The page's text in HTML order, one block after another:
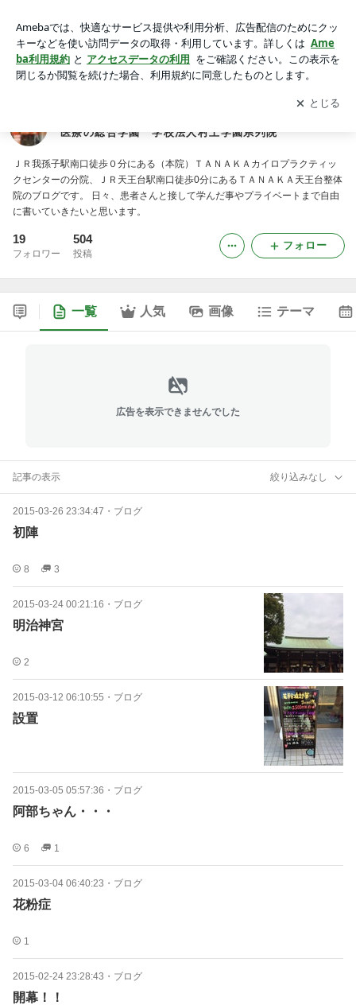
合学園 学校法人村上学園系列院
アプリをダウンロードして ブログの更新通知
を受け取りまし
ょう。
開く
医療の総合学園 学校法人村上学園系列院
ＪＲ我孫子駅南口徒歩０分にある（本院）ＴＡＮＡＫＡカイロプラクティッ
クセンターの分院、ＪＲ天王台駅南口徒歩0分にあるＴＡＮＡＫＡ天王台整体
院のブログです。 日々、患者さんと接して学んだ事やプライベートまで自由
に書いていきたいと思います。
19
フォロワー
504
投稿
フォロー
一覧 人気 画像 テーマ
広告を表示できませんでした
記事の表示 絞り込みなし
2015-03-26 23:34:47 ・ ブログ
初陣
8 3
2015-03-24 00:21:16 ・ ブログ
明治神宮
2
2015-03-12 06:10:55 ・ ブログ
設置
2015-03-05 05:57:36 ・ ブログ
阿部ちゃん・・・
6 1
2015-03-04 06:40:23 ・ ブログ
花粉症
1
2015-02-24 23:28:43 ・ ブログ
開幕！！